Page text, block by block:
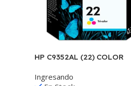
HP C9352AL (22) COLOR
6ML (D)
Ingresando